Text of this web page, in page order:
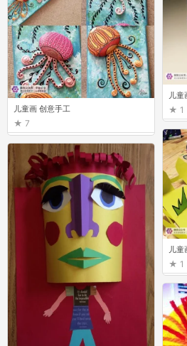
儿童
1
儿童画 创意手工
7
儿
1